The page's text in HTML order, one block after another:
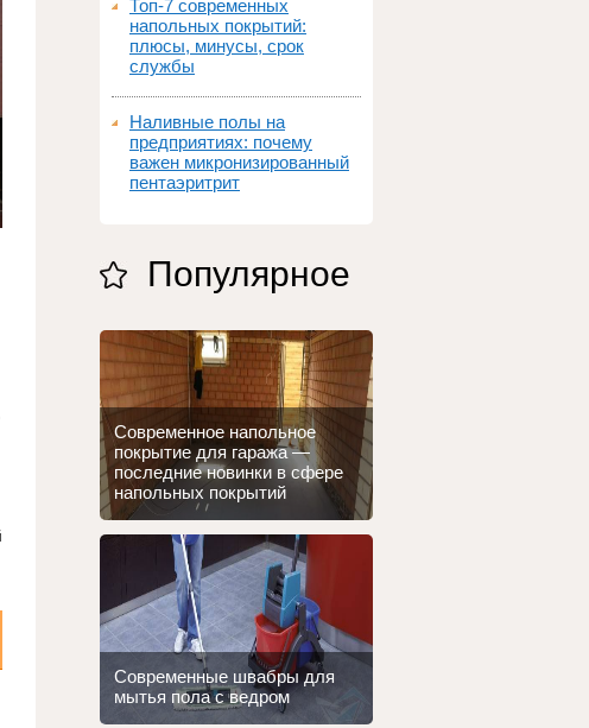
Топ‑7 современных
напольных покрытий:
плюсы, минусы, срок
службы
Наливные полы на
предприятиях: почему
важен микронизированный
пентаэритрит
Популярное
Современное напольное
покрытие для гаража —
последние новинки в сфере
напольных покрытий
Современные швабры для
мытья пола с ведром